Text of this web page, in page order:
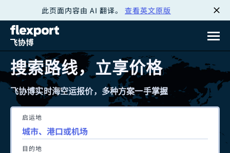
此页面内容由 AI 翻译。 查看英文原版
搜索路线，立享价格
飞协博实时海空运报价，多种方案一手掌握
启运地
目的地